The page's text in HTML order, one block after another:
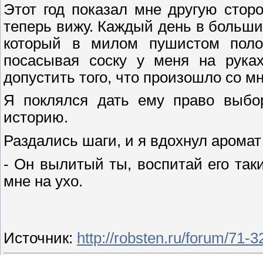
Этот год показал мне другую
теперь вижу. Каждый день в
который в милом пушистом
посасывая соску у меня на
допустить того, что произошло со
Я поклялся дать ему право
историю.
Раздались шаги, и я вдохнул
- Он вылитый ты, воспитай его
мне на ухо.
Источник: http://robsten.ru/forum/71-